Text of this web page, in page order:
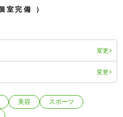
室完備
変更
変更
美容
スポーツ
」